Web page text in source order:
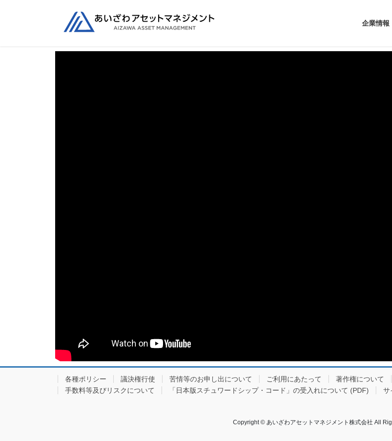
企業情報
各種ポリシー 議決権行使 苦情等のお申し出について ご利用にあたって 著作権について
手数料等及びリスクについて
「日本版スチュワードシップ・コード」の受入れについて (PDF) サ
Copyright © あいざわアセットマネジメント株式会社​ All